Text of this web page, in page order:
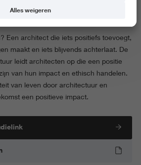
Een architect die iets positiefs toevoegt,
maakt en iets blijvends achterlaat. De
leidt architecten op die een positie
van hun impact en ethisch handelen.
van leven door architectuur en
een positieve impact.
Alles weigeren